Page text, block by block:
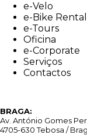
e-Velo
e-Bike
e-Tours
Oficina
e-Corporate
Serviços
Contactos
BRAGA:
Av. António Gomes
4705-630 Tebosa /